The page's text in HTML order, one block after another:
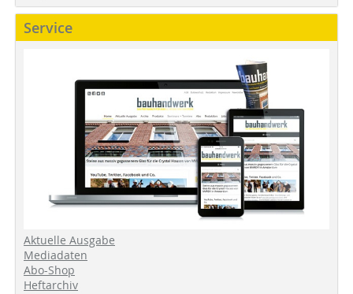
Service
Aktuelle Ausgabe
Mediadaten
Abo-Shop
Heftarchiv